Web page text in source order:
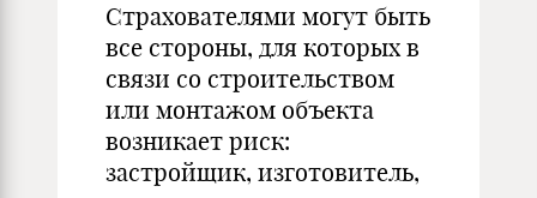
Страхователями могут быть
все стороны, для которых в
связи со строительством
или монтажом объекта
возникает риск:
застройщик, изготовитель,